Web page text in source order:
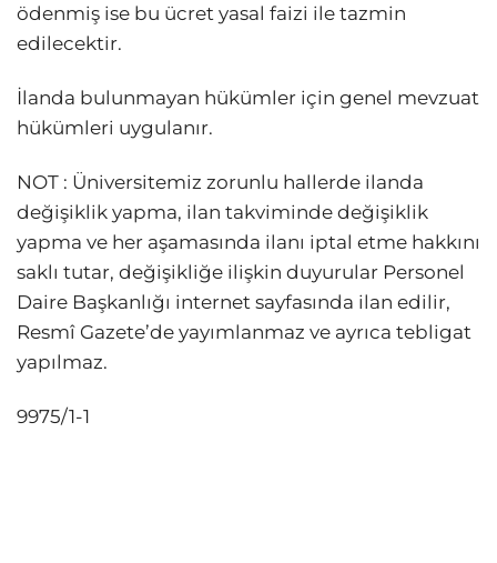
ödenmiş ise bu ücret yasal faizi ile tazmin
edilecektir.
İlanda bulunmayan hükümler için genel mevzuat
hükümleri uygulanır.
NOT : Üniversitemiz zorunlu hallerde ilanda
değişiklik yapma, ilan takviminde değişiklik
yapma ve her aşamasında ilanı iptal etme hakkını
saklı tutar, değişikliğe ilişkin duyurular Personel
Daire Başkanlığı internet sayfasında ilan edilir,
Resmî Gazete’de yayımlanmaz ve ayrıca tebligat
yapılmaz.
9975/1-1